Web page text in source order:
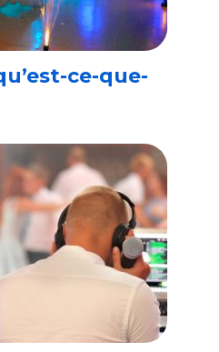
ce-que-